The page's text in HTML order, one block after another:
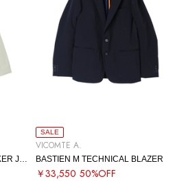
SALE
VICOMTE A.
BASTIEN M TECHNICAL BLAZER
￥33,550 50%OFF